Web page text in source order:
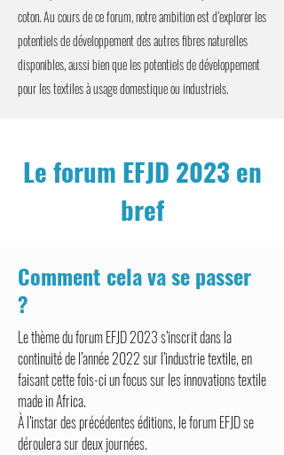
coton. Au cours de ce forum, notre ambition est d’explorer les
potentiels de développement des autres fibres naturelles
disponibles, aussi bien que les potentiels de développement
pour les textiles à usage domestique ou industriels.
Le forum EFJD 2023 en
bref
Comment cela va se passer
?
Le thème du forum EFJD 2023 s’inscrit dans la
continuité de l’année 2022 sur l’industrie textile, en
faisant cette fois-ci un focus sur les innovations textile
made in Africa.
À l’instar des précédentes éditions, le forum EFJD se
déroulera sur deux journées.